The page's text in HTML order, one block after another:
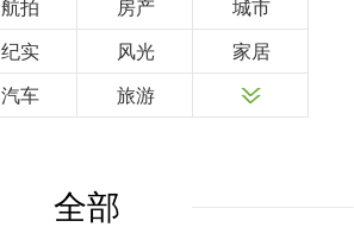
航拍 房产 城市
纪实 风光 家居
汽车 旅游
全部